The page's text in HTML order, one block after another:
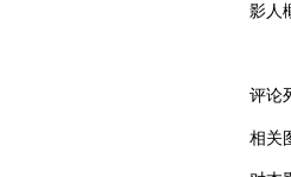
影人
评论
相关